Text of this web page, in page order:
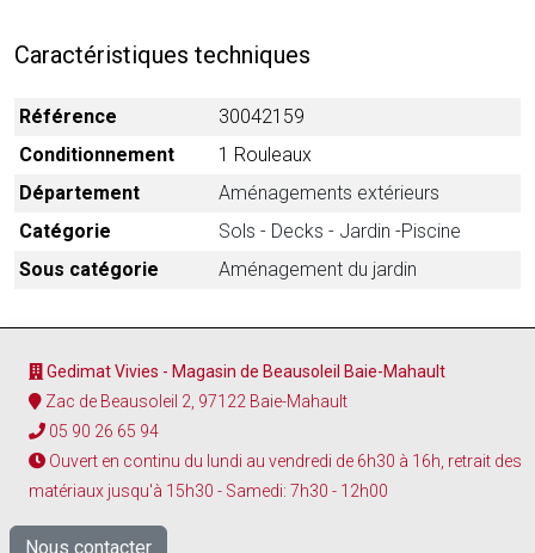
Caractéristiques techniques
Référence
30042159
Conditionnement
1 Rouleaux
Département
Aménagements extérieurs
Catégorie
Sols - Decks - Jardin -Piscine
Sous catégorie
Aménagement du jardin
Gedimat Vivies - Magasin de Beausoleil Baie-Mahault
Zac de Beausoleil 2, 97122 Baie-Mahault
05 90 26 65 94
Ouvert en continu du lundi au vendredi de 6h30 à 16h, retrait des
matériaux jusqu'à 15h30 - Samedi: 7h30 - 12h00
Nous contacter